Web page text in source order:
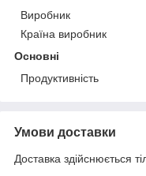
Виробник
Країна виробник
Основні
Продуктивність
Умови доставки
Доставка здійснюється